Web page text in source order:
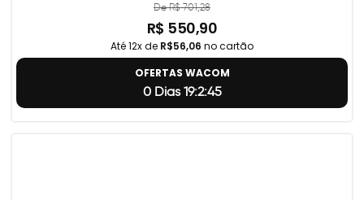
De R$ 701,28
R$ 550,90
Até 12x de R$56,06 no cartão
OFERTAS WACOM
0 Dias 19:2:44